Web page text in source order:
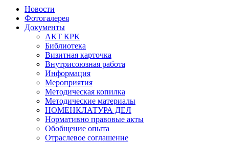
Новости
Фотогалерея
Документы
АКТ КРК
Библиотека
Визитная карточка
Внутрисоюзная работа
Информация
Мероприятия
Методическая копилка
Методические материалы
НОМЕНКЛАТУРА ДЕЛ
Нормативно правовые акты
Обобщение опыта
Отраслевое соглашение